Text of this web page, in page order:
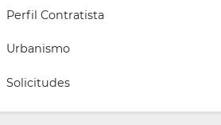
Perfil Contratista
Urbanismo
Solicitudes